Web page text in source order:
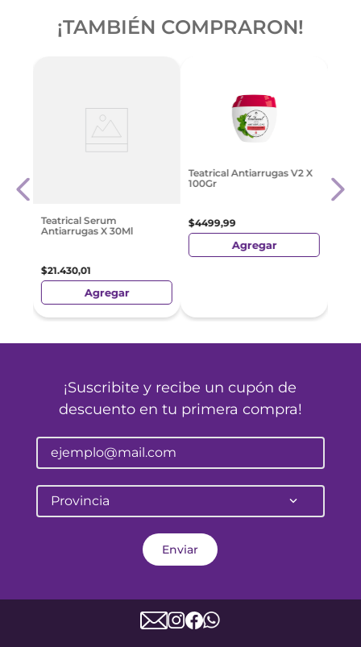
¡TAMBIÉN COMPRARON!
Teatrical Serum
Antiarrugas X 30Ml
$21.430,01
Agregar
Teatrical Antiarrugas V2 X
100Gr
$4499,99
Agregar
¡Suscribite y recibe un cupón de
descuento en tu primera compra!
Provincia
Enviar